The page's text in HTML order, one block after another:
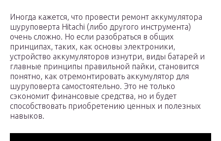
Иногда кажется, что провести ремонт аккумулятора
шуруповерта Hitachi (либо другого инструмента)
очень сложно. Но если разобраться в общих
принципах, таких, как основы электроники,
устройство аккумуляторов изнутри, виды батарей и
главные принципы правильной пайки, становится
понятно, как отремонтировать аккумулятор для
шуруповерта самостоятельно. Это не только
сэкономит финансовые средства, но и будет
способствовать приобретению ценных и полезных
навыков.